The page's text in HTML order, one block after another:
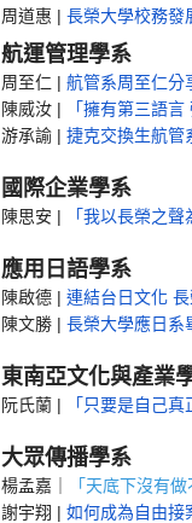
周道惠 | 長榮大學校務發
航運管理學系
周至仁 | 航管系周至仁分
陳威汝 |
「擁有第三語
游承諭 | 捷克交換生航管
國際企業學系
陳思安 | 「我以長榮之
應用日語學系
陳啟德 | 連結台日文化
陳文勝 | 長榮大學應日系
東南亞文化與產業
阮氏蘭 | 「只要是自己
大眾傳播學系
楊孟嘉｜ 「天底下沒有
謝宇翔 | 如何成為自由接